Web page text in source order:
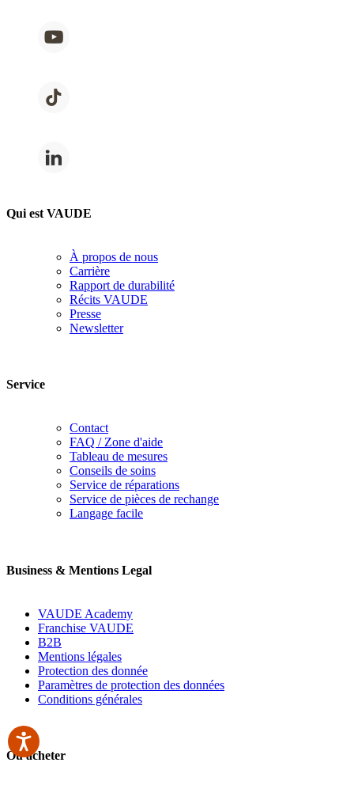
Qui est VAUDE
À propos de nous
Carrière
Rapport de durabilité
Récits VAUDE
Presse
Newsletter
Service
Contact
FAQ / Zone d'aide
Tableau de mesures
Conseils de soins
Service de réparations
Service de pièces de rechange
Langage facile
Business & Mentions Legal
VAUDE Academy
Franchise VAUDE
B2B
Mentions légales
Protection des donnée
Paramètres de protection des données
Conditions générales
Où acheter